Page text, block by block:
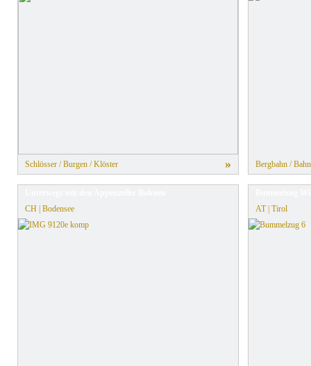
Schlösser / Burgen / Klöster » Bergbahn / Bahn
CH | Bodensee
AT | Tirol